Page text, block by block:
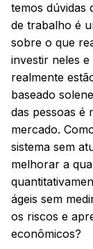
temos dúvidas
de trabalho é
sobre o que
investir neles
realmente
baseado
das pessoas é
mercado.
sistema sem
melhorar a
ágeis sem
os riscos e
econômicos?